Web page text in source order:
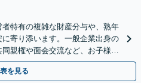
者特有の複雑な財産分与や、熟年
寄り添います。一般企業出身の
親権や面会交流など、お子様の
いたします。
を見る